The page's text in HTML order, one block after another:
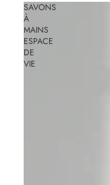
SAVONS
À
MAINS
ESPACE
DE
VIE